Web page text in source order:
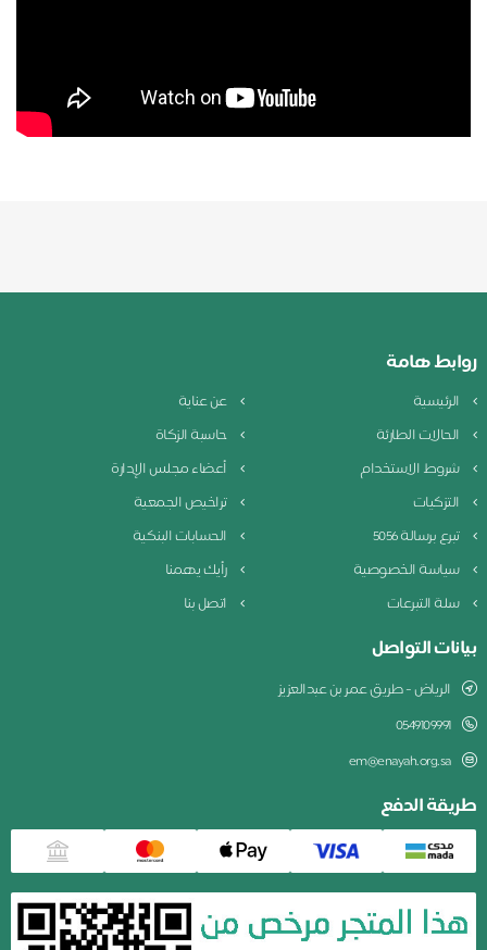
روابط هامة
الرئيسية
عن عناية
الحالات الطارئة
حاسبة الزكاة
شروط الاستخدام
أعضاء مجلس الإدارة
التزكيات
تراخيص الجمعية
تبرع برسالة 5056
الحسابات البنكية
سياسة الخصوصية
رأيك يهمنا
سلة التبرعات
اتصل بنا
بيانات التواصل
الرياض - طريق عمر بن عبدالعزيز
0549109991
em@enayah.org.sa
طريقة الدفع